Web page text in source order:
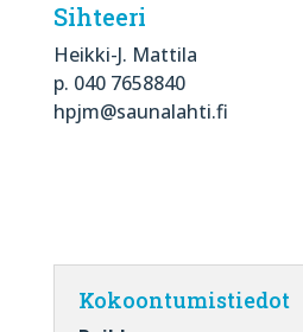
Sihteeri
Heikki-J. Mattila
p. 040 7658840
hpjm@saunalahti.fi
Kokoontumistiedot